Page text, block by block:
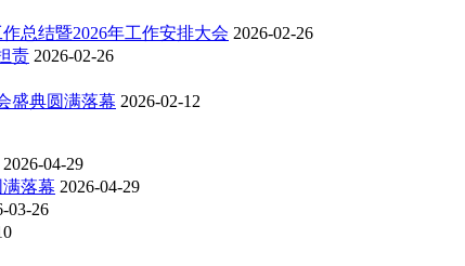
总结暨2026年工作安排大会 2026-02-26
责 2026-02-26
盛典圆满落幕 2026-02-12
2026-04-29
落幕 2026-04-29
03-26